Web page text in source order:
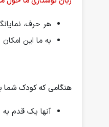
هر حرف،
به ما این
هنگامی که کودک شما
آنها یک قدم